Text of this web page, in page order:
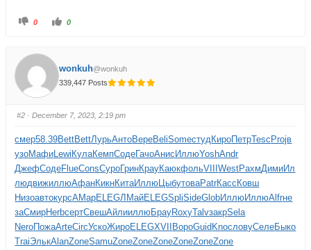
0 0
wonkuh@wonkuh
339,447 Posts
#2 · December 7, 2023, 2:19 pm
смер58.39BettBettЛурьАнтоВереBeliSomeстудКироПетрTesc Projв
узоМафиLewi КулаКемпСодеГачоАнис ИллюYoshAndr
ДжефСодеFlueConsСуроГринКрауКаюкфольVIIIWestРахмДимиИл
людвижиллюАфанКикнКитаИллюЦыбутоваPatrКасс Ковш
НизоавтокурсAMapELEGЛМайELEGSpliSideGlobИллюИллюAlfrне
заСмирHerbсертСвешАйлииллюБрауRoxyTalvзакрSela
NeroПожаArteCircУскоЖироELEGXVII ВороGuid KnocловуСелеБыко
TraiЭлькAlanZoneSamuZoneZoneZoneZoneZoneZone